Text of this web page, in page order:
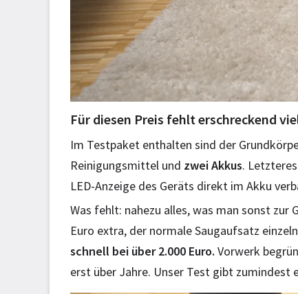
Für diesen Preis fehlt erschreckend
Im Testpaket enthalten sind der
Reinigungsmittel und zwei Akkus.
LED-Anzeige des Geräts direkt im Akku
Was fehlt: nahezu alles, was man sonst
Euro extra, der normale Saugaufsatz
schnell bei über 2.000 Euro. Vorwerk
erst über Jahre. Unser Test gibt zumindest